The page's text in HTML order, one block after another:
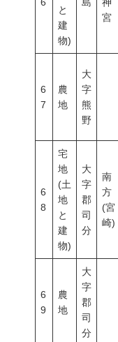
と
建
物)
宮
6
7
農
地
大
字
熊
野
6
8
宅
地
(土
地
と
建
物)
大
字
郡
司
分
南
方
(宮
崎)
6
9
農
地
大
字
郡
司
分